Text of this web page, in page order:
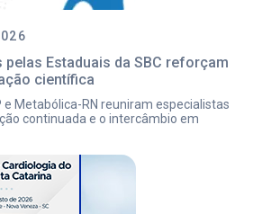
Estaduais da SBC reforçam
científica
e Metabólica-RN reuniram especialistas
continuada e o intercâmbio em